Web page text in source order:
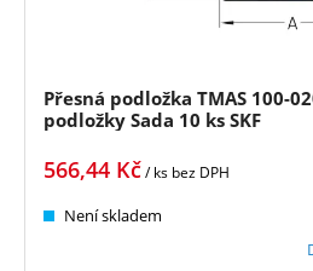
Přesná podložka TMAS 100-
podložky Sada 10 ks SKF
566,44 Kč/ ks bez DPH
Není skladem